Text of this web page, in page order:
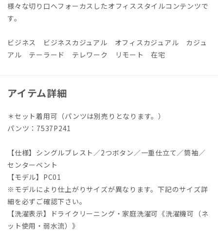
様々な切り口へフォーカスしたオフィススタイルコンテンツで
す。
ビジネス ビジネスカジュアル オフィスカジュアル カジュ
アル テーラード テレワーク リモート 在宅
アイテム詳細
＊セット着用可（パンツは別売りとなります。）
パンツ：7537P241
【仕様】シングルブレスト／2つボタン／一重仕立て／筒袖／
センターベント
【モデル】PC01
※モデルにより仕上がりサイズが異なります。下記のサイズ詳
細を必ずご確認下さい。
【洗濯表示】ドライクリーニング・家庭洗濯可《洗濯機可（ネ
ット使用・弱水流）》